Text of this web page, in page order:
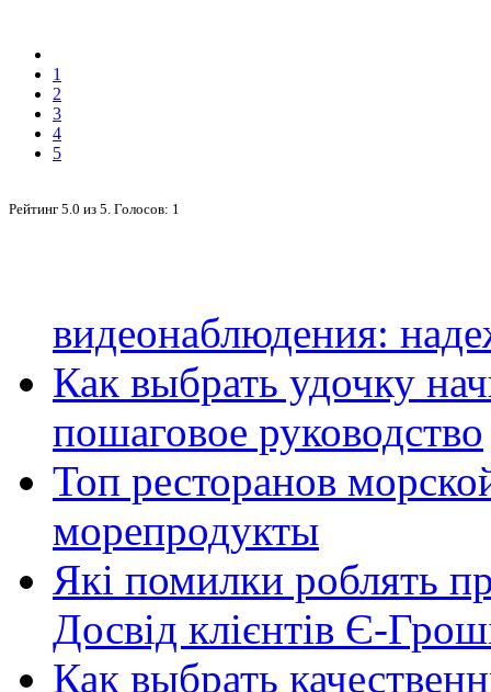
1
2
3
4
5
Рейтинг 5.0 из 5 . Голосов: 1
видеонаблюдения:
Как выбрать удочку
пошаговое руководство
Топ ресторанов
морепродукты
Які помилки роблять
Досвід клієнтів Є-
Как выбрать